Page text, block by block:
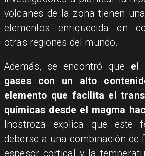
volcanes de la zona tienen
elementos enriquecida en
otras regiones del mundo.
Además, se encontró que el
gases con un alto
elemento que facilita el
químicas desde el magma
Inostroza explica que este
deberse a una combinación de